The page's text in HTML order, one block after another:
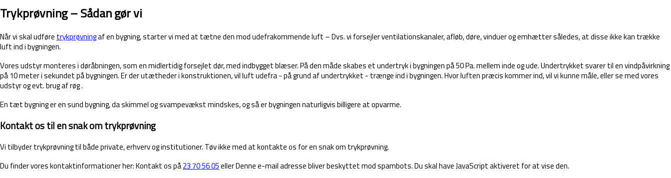
Trykprøvning – Sådan gør vi
Når vi skal udføre trykprøvningaf en bygning, starter vi med at tætne den mod udefrakommende luft – Dvs. vi forsejler ventilationskanaler, afløb, døre, vinduer og emhætter således, at disse ikke kan trække
luft ind i bygningen.
Vores udstyr monteres i døråbningen, som en midlertidig forsejlet dør, med indbygget blæser. På den måde skabes et undertryk i bygningen på 50 Pa. mellem inde og ude. Undertrykket svarer til en vindpåvirkning
på 10 meter i sekundet på bygningen. Er der utætheder i konstruktionen, vil luft udefra - på grund af undertrykket - trænge ind i bygningen. Hvor luften præcis kommer ind, vil vi kunne måle, eller se med vores
udstyr og evt. brug af røg .
En tæt bygning er en sund bygning, da skimmel og svampevækst mindskes, og så er bygningen naturligvis billigere at opvarme.
Kontakt os til en snak om trykprøvning
Vi tilbyder trykprøvning til både private, erhverv og institutioner. Tøv ikke med at kontakte os for en snak om trykprøvning.
Du finder vores kontaktinformationer her: Kontakt os på23 70 56 05ellerDenne e-mail adresse bliver beskyttet mod spambots. Du skal have JavaScript aktiveret for at vise den.